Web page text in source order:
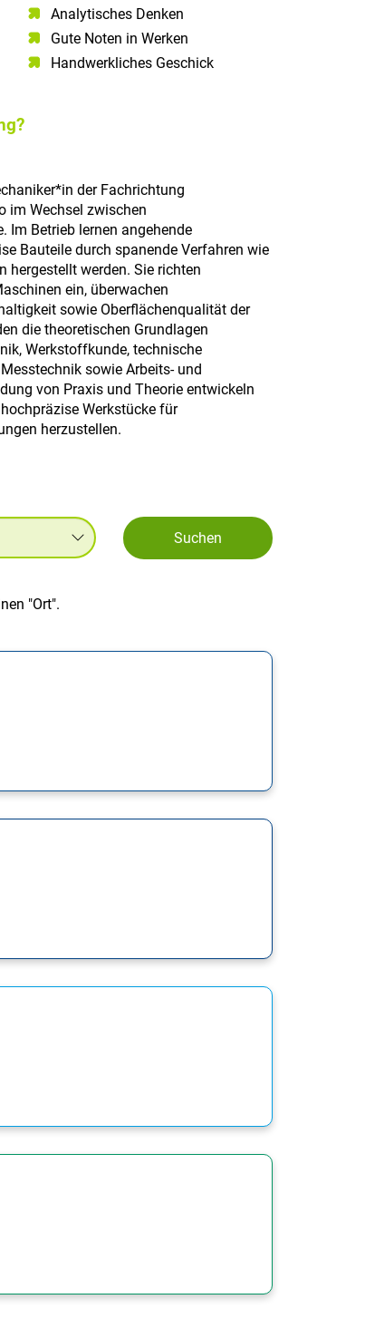
Analytisches Denken​
Gute Noten in Werken
Handwerkliches Geschick
der Fachrichtung
im Wechsel zwischen
Im Betrieb lernen angehende
Bauteile durch spanende Verfahren wie
hergestellt werden. Sie richten
ein, überwachen
sowie Oberflächenqualität der
die theoretischen Grundlagen
Werkstoffkunde, technische
sowie Arbeits- und
von Praxis und Theorie entwickeln
Werkstücke für
herzustellen.
Suchen
"Ort".